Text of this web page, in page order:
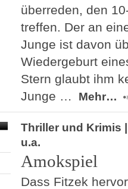
überreden, den
treffen. Der an
Junge ist davon
Wiedergeburt
Stern glaubt ihm
Junge …
Mehr…
Thriller und Krimis
u.a.
Amokspiel
Dass Fitzek